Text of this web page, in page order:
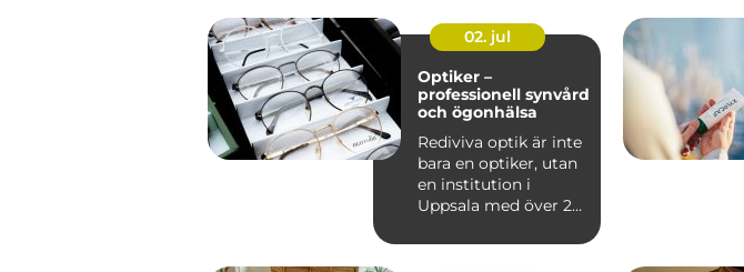
02. jul
Optiker –
professionell synvård
och ögonhälsa
Rediviva optik är inte
bara en optiker, utan
en institution i
Uppsala med över 25